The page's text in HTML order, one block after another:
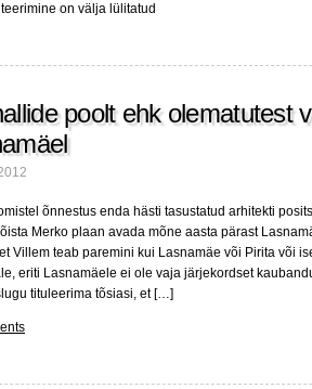
on välja lülitatud
poolt ehk olematutest
õnnestus enda hästi tasustatud arhitekti
Merko plaan avada mõne aasta pärast
Villem teab paremini kui Lasnamäe või Pirita või
eriti Lasnamäele ei ole vaja järjekordset
tituleerima tõsiasi, et […]